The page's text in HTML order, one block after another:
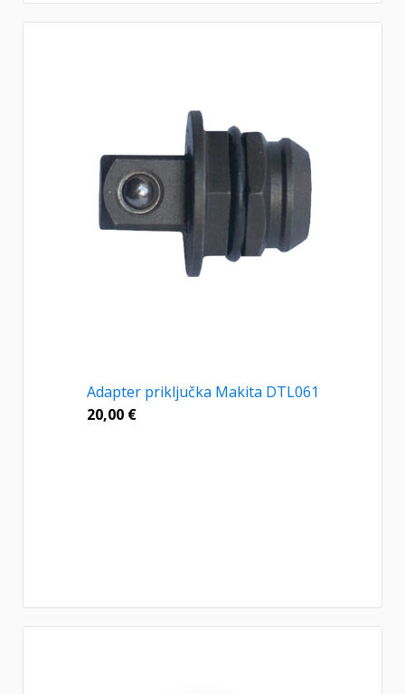
Adapter priključka Makita DTL061
20,00 €